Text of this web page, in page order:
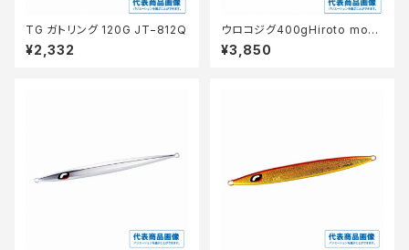
TG ガトリング 120G JT−812Q
¥2,332
ウロコジグ400gHiroto mod
els10th Pホワイトハ゜ーフ゜
ルDHG
¥3,850